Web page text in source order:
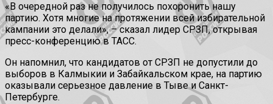
«В очередной раз не получилось похоронить нашу
партию. Хотя многие на протяжении всей избирательной
кампании это делали», – сказал лидер СРЗП, открывая
пресс-конференцию в ТАСС.
Он напомнил, что кандидатов от СРЗП не допустили до
выборов в Калмыкии и Забайкальском крае, на партию
оказывали серьезное давление в Тыве и Санкт-
Петербурге.